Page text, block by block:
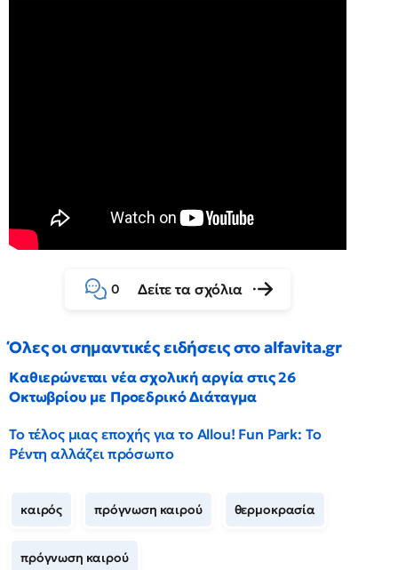
0 Δείτε τα σχόλια
Όλες οι σημαντικές ειδήσεις στο alfavita.gr
Καθιερώνεται νέα σχολική αργία στις 26
Οκτωβρίου με Προεδρικό Διάταγμα
Το τέλος μιας εποχής για το Allou! Fun Park: Το
Ρέντη αλλάζει πρόσωπο
καιρός πρόγνωση καιρού θερμοκρασία
πρόγνωση καιρού